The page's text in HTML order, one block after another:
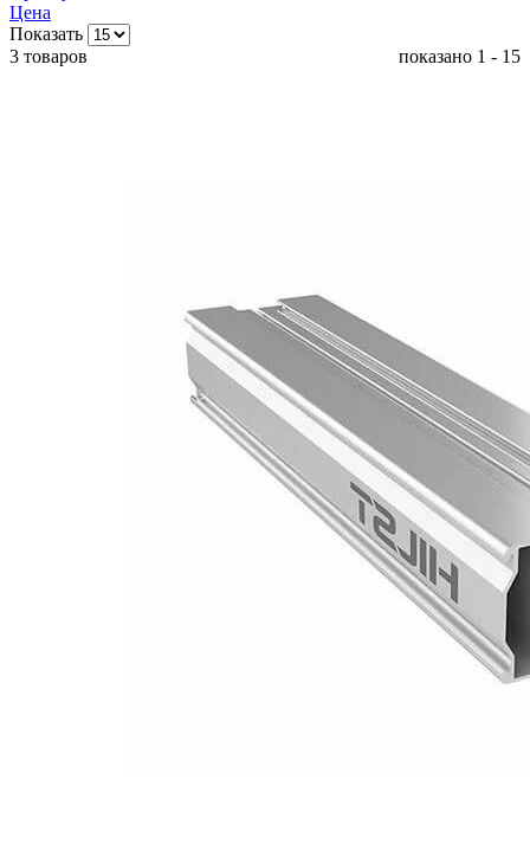
Цена
Показать
3 товаров
показано 1 - 15